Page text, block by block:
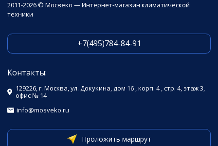
2011-2026 © Мосвеко — Интернет-магазин климатической
техники
+7(495)784-84-91
Контакты:
129226, г. Москва, ул. Докукина, дом 16 , корп. 4 , стр. 4, этаж 3,
офис № 14
info@mosveko.ru
Проложить маршрут